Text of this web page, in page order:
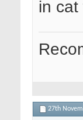
in cat
27th